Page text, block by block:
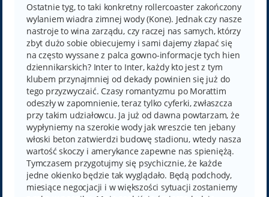
Ostatnie tyg, to taki konkretny rollercoaster zakończony
wylaniem wiadra zimnej wody (Kone). Jednak czy nasze
nastroje to wina zarządu, czy raczej nas samych, którzy
zbyt dużo sobie obiecujemy i sami dajemy złapać się
na często wyssane z palca gowno-informacje tych hien
dziennikarskich? Inter to Inter, każdy kto jest z tym
klubem przynajmniej od dekady powinien się już do
tego przyzwyczaić. Czasy romantyzmu po Morattim
odeszły w zapomnienie, teraz tylko cyferki, zwłaszcza
przy takim udziałowcu. Ja już od dawna powtarzam, że
wypłyniemy na szerokie wody jak wreszcie ten jebany
włoski beton zatwierdzi budowę stadionu, wtedy nasza
wartość skoczy i amerykance zapewne nas spieniężą.
Tymczasem przygotujmy się psychicznie, że każde
jedne okienko będzie tak wyglądało. Będą podchody,
miesiące negocjacji i w większości sytuacji zostaniemy